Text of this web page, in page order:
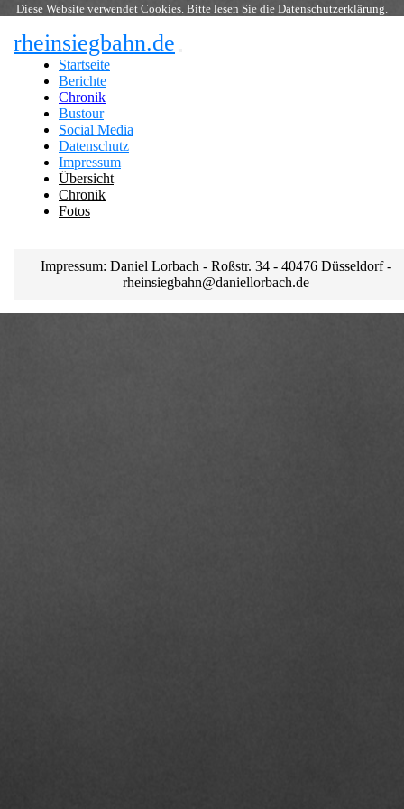
Diese Website verwendet Cookies. Bitte lesen Sie die Datenschutzerklärung.
rheinsiegbahn.de
Startseite
Berichte
Chronik
Bustour
Social Media
Datenschutz
Impressum
Übersicht
Chronik
Fotos
Impressum: Daniel Lorbach - Roßstr. 34 - 40476 Düsseldorf -
rheinsiegbahn@daniellorbach.de